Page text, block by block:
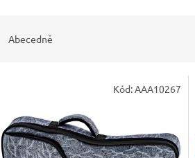
Abecedně
Kód:AAA10267